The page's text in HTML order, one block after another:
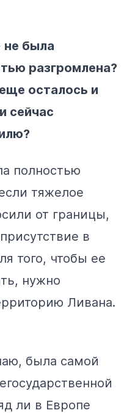
не была
разгромлена?
осталось и
сейчас
полностью
тяжелое
от границы,
в
того, чтобы ее
нужно
Ливана.
была самой
ли в Европе